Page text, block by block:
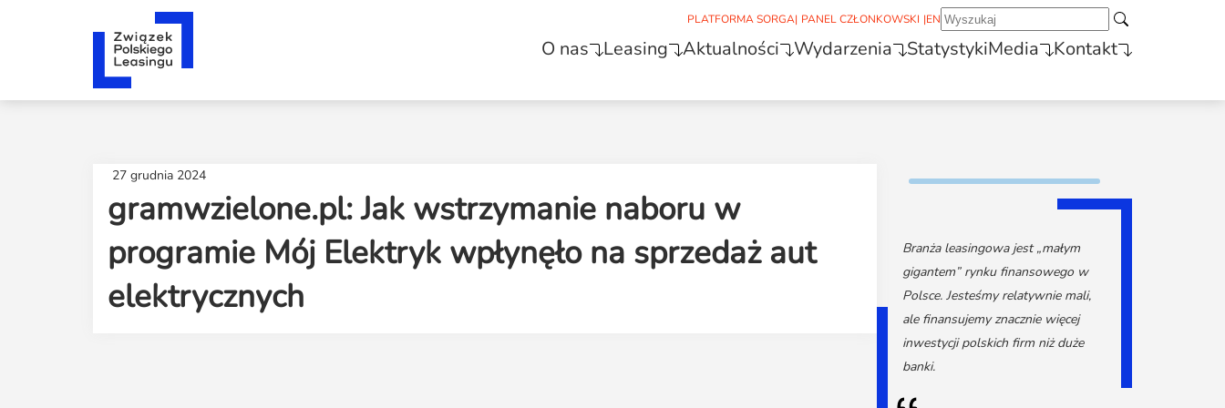
PLATFORMA SORGA| PANEL CZŁONKOWSKI |EN
O nas Leasing Aktualności Wydarzenia StatystykiMedia Kontakt
27 grudnia 2024
gramwzielone.pl: Jak wstrzymanie naboru w
programie Mój Elektryk wpłynęło na sprzedaż aut
elektrycznych
Branża leasingowa jest „małym
gigantem” rynku finansowego w
Polsce. Jesteśmy relatywnie mali,
ale finansujemy znacznie więcej
inwestycji polskich firm niż duże
banki.